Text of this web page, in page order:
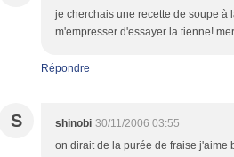
je cherchais une recette de soupe à
m'empresser d'essayer la tienne!
Répondre
S shinobi 30/11/2006 03:55
on dirait de la purée de fraise j'aime